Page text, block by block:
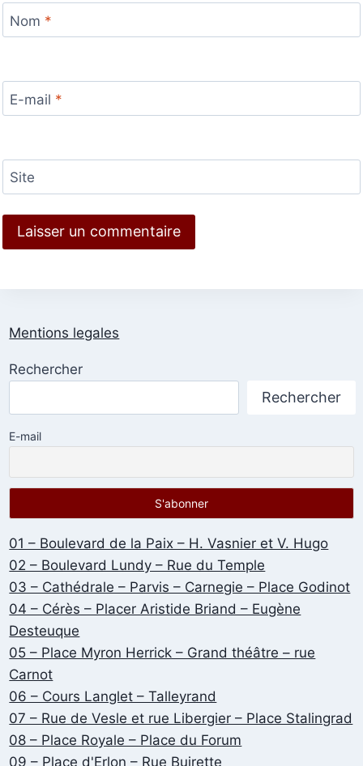
Nom *
E-mail *
Site
Mentions legales
Rechercher
Rechercher
E-mail
01 – Boulevard de la Paix – H. Vasnier et V. Hugo
02 – Boulevard Lundy – Rue du Temple
03 – Cathédrale – Parvis – Carnegie – Place Godinot
04 – Cérès – Placer Aristide Briand – Eugène
Desteuque
05 – Place Myron Herrick – Grand théâtre – rue
Carnot
06 – Cours Langlet – Talleyrand
07 – Rue de Vesle et rue Libergier – Place Stalingrad
08 – Place Royale – Place du Forum
09 – Place d'Erlon – Rue Buirette